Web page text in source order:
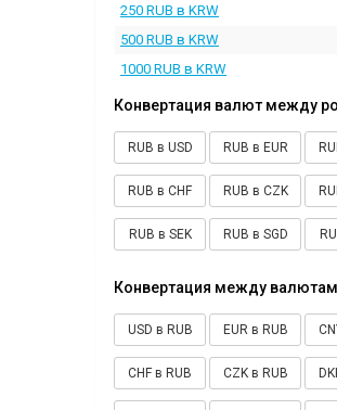
250 RUB в KRW
500 RUB в KRW
1000 RUB в KRW
Конвертация валют между
RUB в USD RUB в EUR
RUB в CHF RUB в CZK
RUB в SEK RUB в SGD
Конвертация между
USD в RUB EUR в RUB
CHF в RUB CZK в RUB